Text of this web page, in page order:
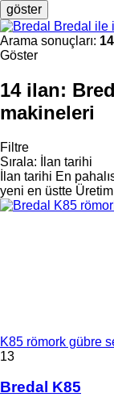
göster
Bredal ile
Arama sonuçları:
Göster
14 ilan:
makineleri
Filtre
Sırala:
İlan tarihi
İlan tarihi En
yeni en üstte
K85 römork gübre
13
Bredal K85